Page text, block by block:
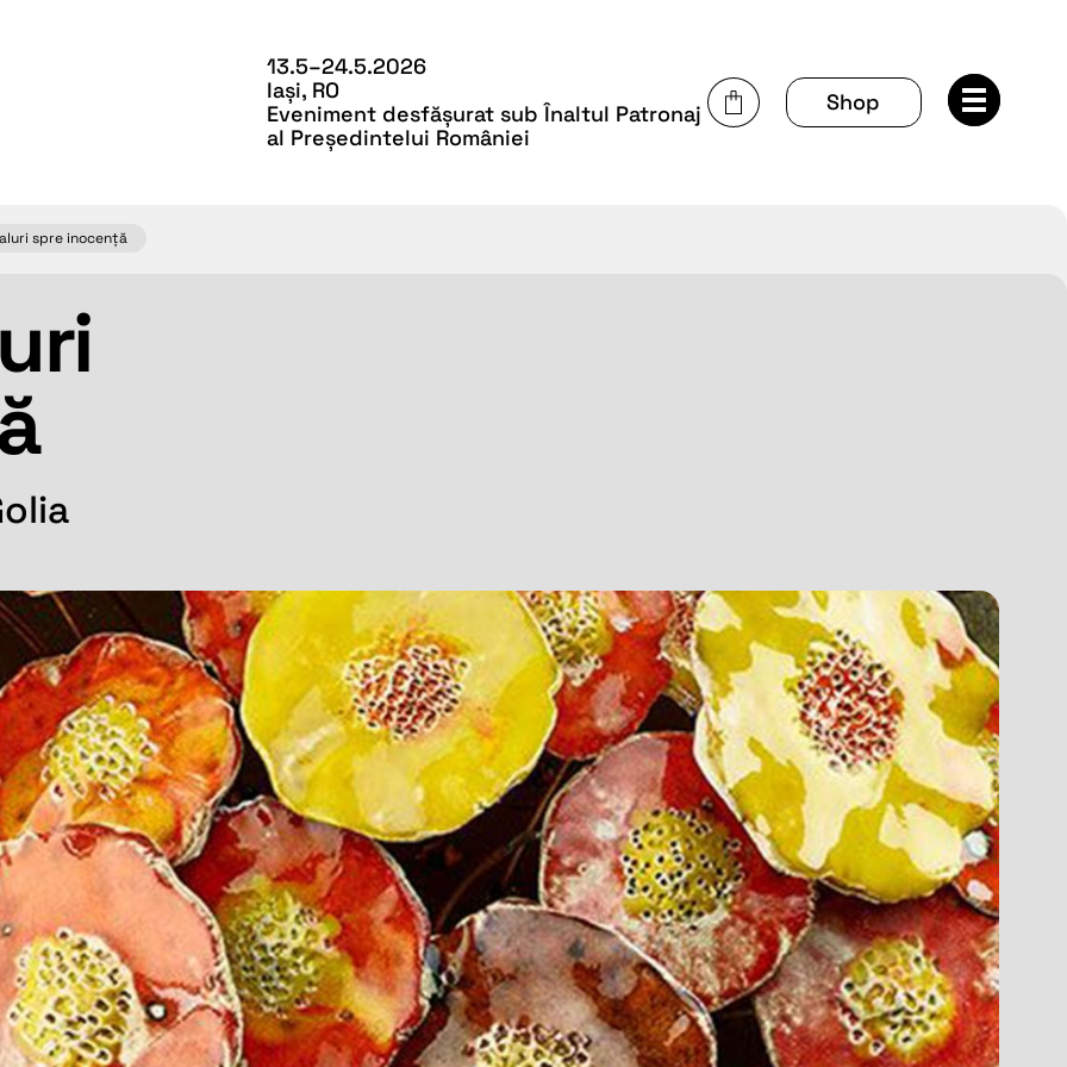
13.5–24.5.2026
Iași, RO
Eveniment desfășurat sub Înaltul Patronaj
al Președintelui României
Shop
spre inocență